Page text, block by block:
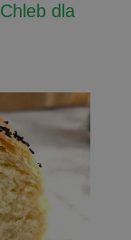
Chleb dla